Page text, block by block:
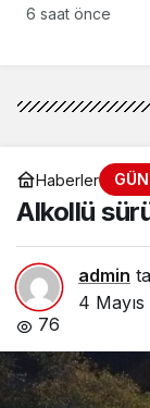
kaybettik”
6 saat önce
Haberler
Alkollü
admin
4
76